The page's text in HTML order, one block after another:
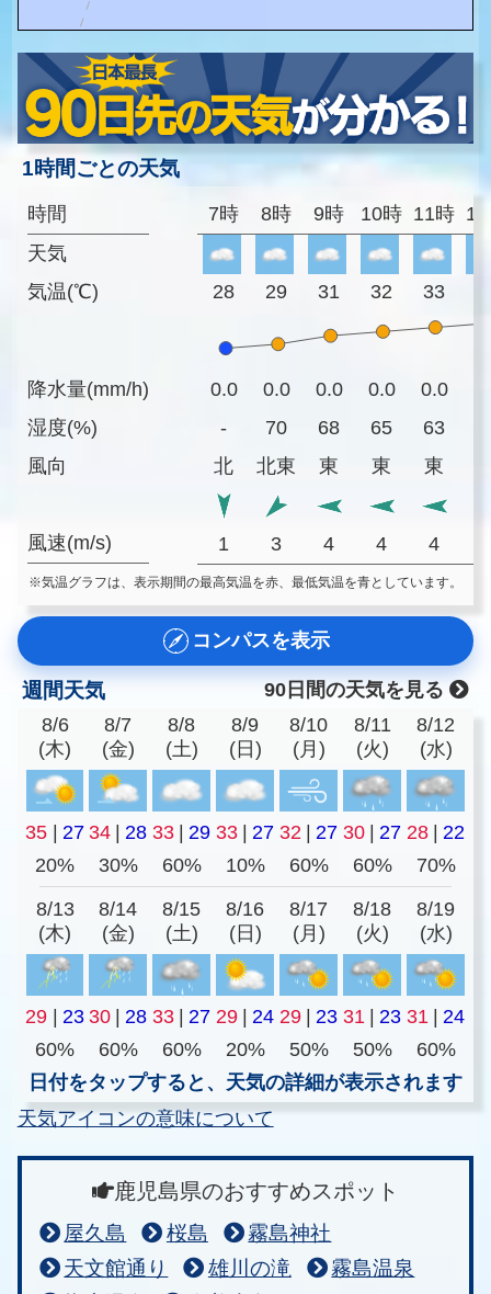
1時間ごとの天気
時間
天気
気温(℃)
降水量(mm/h)
湿度(%)
風向
風速(m/s)
7時 8時 9時 10時 11時
28 29 31 32 33
0.0 0.0 0.0 0.0 0.0
-
70 68 65 63
北
北東 東 東 東
1 3 4 4 4
※気温グラフは、表示期間の最高気温を赤、最低気温を青としています。
コンパスを表示
週間天気
90日間の天気を見る
8/6
(木)
8/7
(金)
8/8
(土)
8/9
(日)
8/10
(月)
8/11
(火)
8/12
(水)
35 | 27 34 | 28 33 | 29 33 | 27 32 | 27 30 | 27 28 | 22
20%
30% 60% 10% 60% 60% 70%
8/13
(木)
8/14
(金)
8/15
(土)
8/16
(日)
8/17
(月)
8/18
(火)
8/19
(水)
29 | 23 30 | 28 33 | 27 29 | 24 29 | 23 31 | 23 31 | 24
60%
60% 60% 20% 50% 50%
60%
日付をタップすると、天気の詳細が表示されます
天気アイコンの意味について
鹿児島県のおすすめスポット
屋久島 桜島
霧島神社
天文館通り
雄川の滝
霧島温泉